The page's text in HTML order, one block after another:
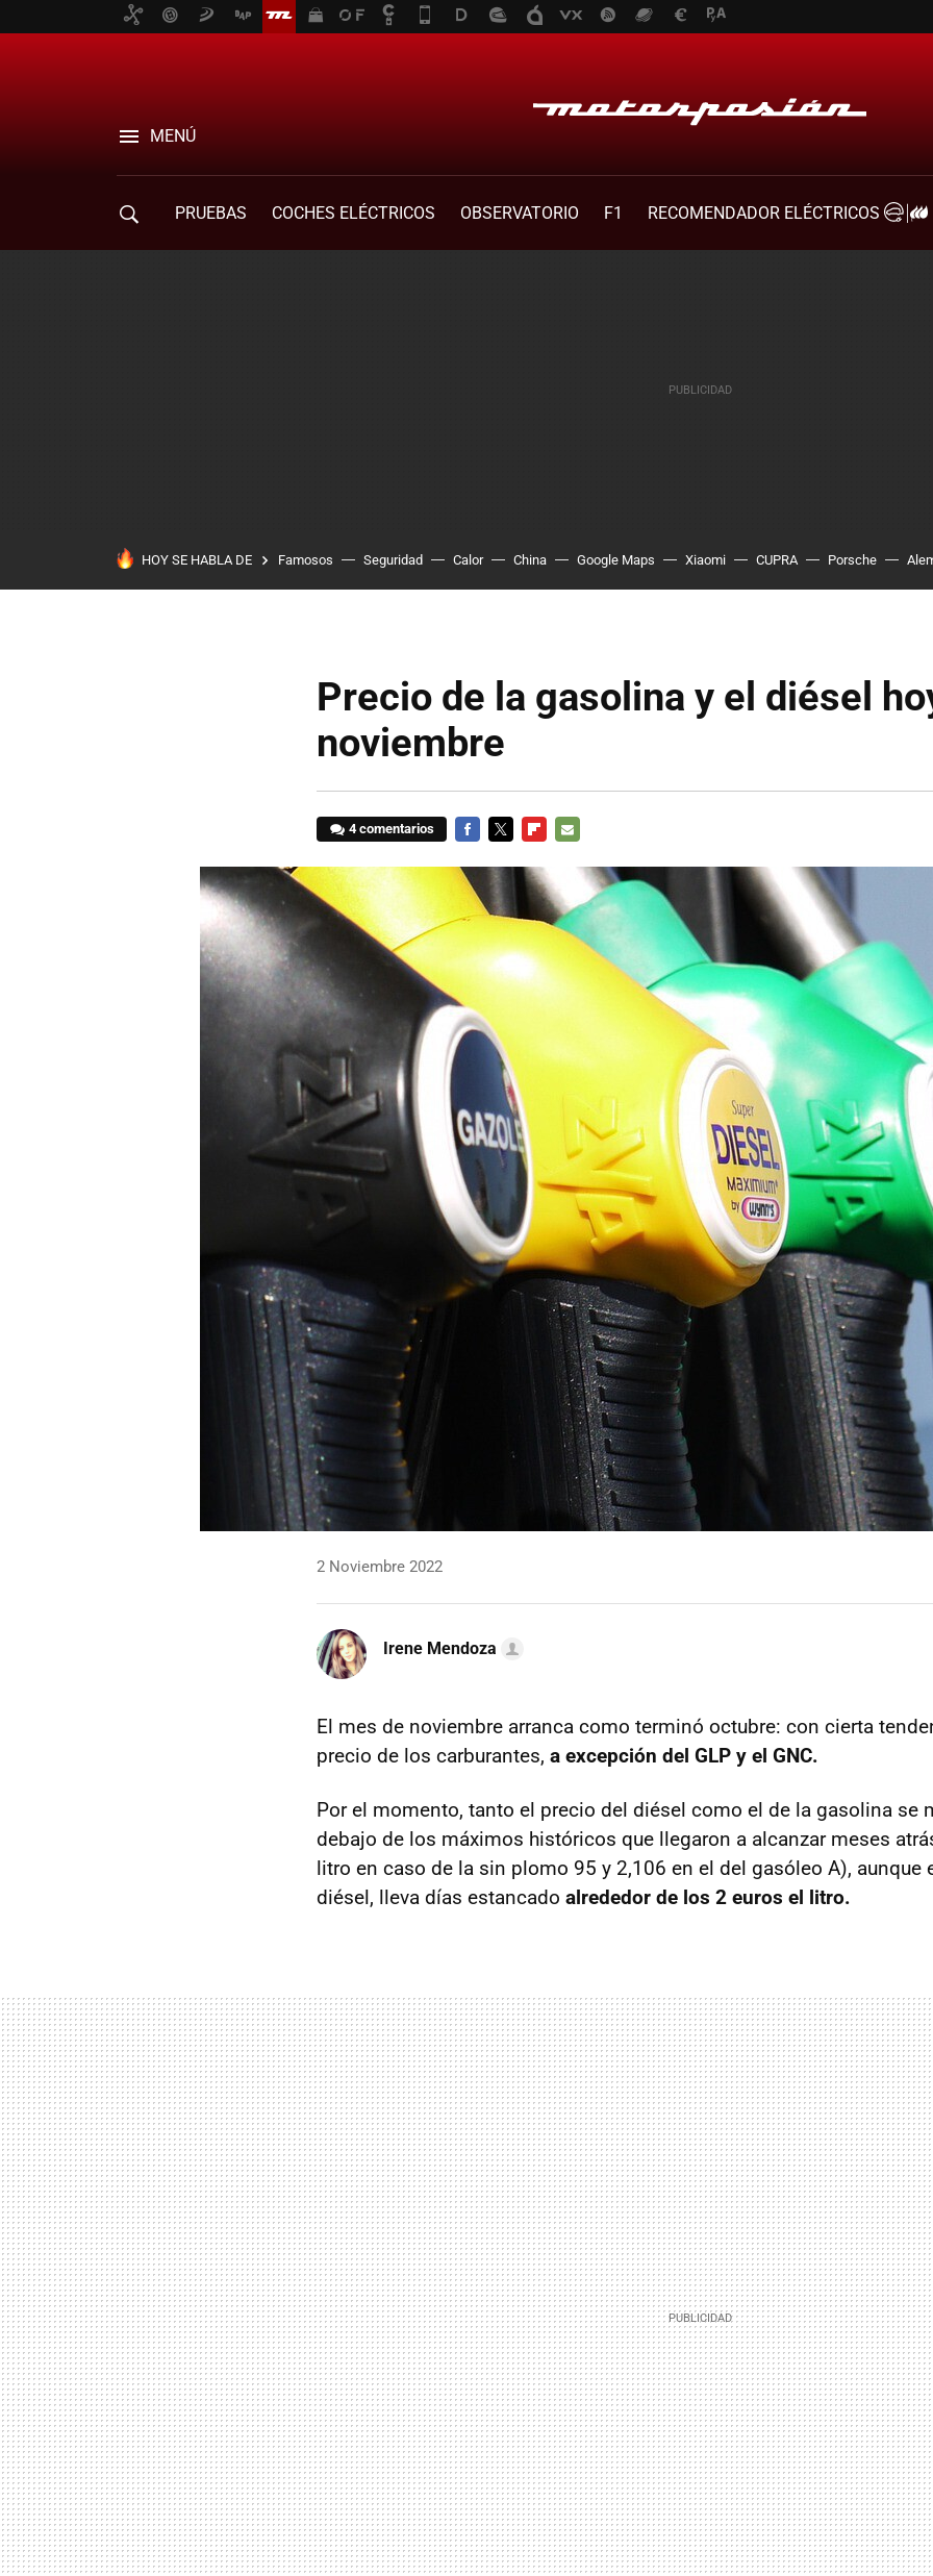
MENÚ
PRUEBAS COCHES ELÉCTRICOS OBSERVATORIO F1
RECOMENDADOR ELÉCTRICOS
HOY SE HABLA DE Famosos Seguridad Calor China Google Maps Xiaomi CUPRA Porsche
Precio de la gasolina y el diésel
noviembre
4 comentarios
MAIL
2 Noviembre 2022
Irene Mendoza
El mes de noviembre arranca como terminó octubre: con cierta
precio de los carburantes, a excepción del GLP y el GNC.
Por el momento, tanto el precio del diésel como el de la gasolina se
debajo de los máximos históricos que llegaron a alcanzar meses
litro en caso de la sin plomo 95 y 2,106 en el del gasóleo A), aunque
diésel, lleva días estancado alrededor de los 2 euros el litro.